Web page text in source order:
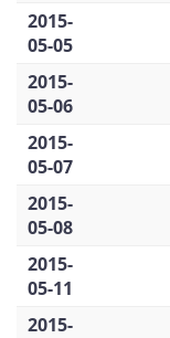
2015-
05-05
2015-
05-06
2015-
05-07
2015-
05-08
2015-
05-11
2015-